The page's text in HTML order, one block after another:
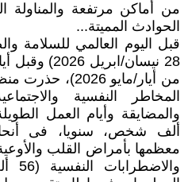
من أماكن مرتفعة والمناولة
الحوادث المميتة...
قبل اليوم العالمي للسلامة
28 نيسان/
من أيار/مايو
المخاطر النفسية
ألف شخص، سنويا، فى